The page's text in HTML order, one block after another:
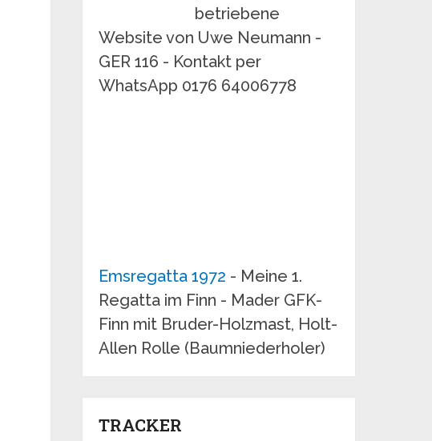
betriebene
Website von Uwe Neumann -
GER 116 - Kontakt per
WhatsApp 0176 64006778
Emsregatta 1972 - Meine 1.
Regatta im Finn - Mader GFK-
Finn mit Bruder-Holzmast, Holt-
Allen Rolle (Baumniederholer)
TRACKER